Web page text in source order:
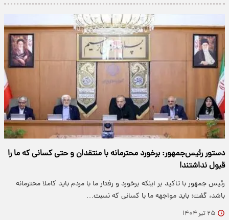
دستور رئیس‌جمهور: برخورد محترمانه با منتقدان و حتی کسانی که ما را
قبول نداشتند!
رئیس جمهور با تاکید بر اینکه برخورد و رفتار ما با مردم باید کاملا محترمانه
باشد، گفت: باید مواجهه ما با کسانی که نسبت…
۲۵ تیر ۱۴۰۴